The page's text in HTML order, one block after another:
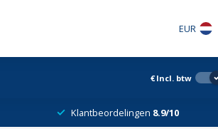
EUR
€ Incl. btw
Klantbeordelingen 8.9/10